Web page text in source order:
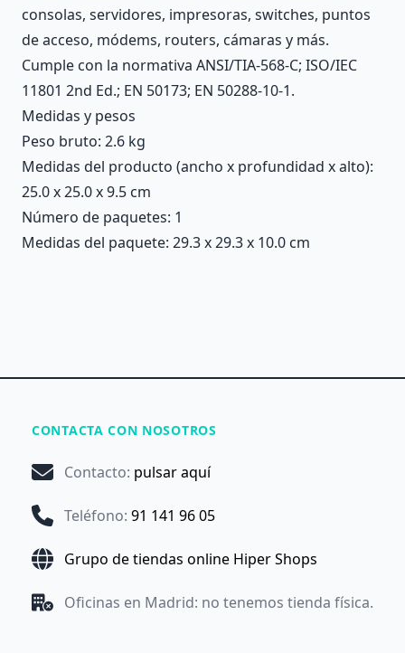
consolas, servidores, impresoras, switches, puntos
de acceso, módems, routers, cámaras y más.
Cumple con la normativa ANSI/TIA-568-C; ISO/IEC
11801 2nd Ed.; EN 50173; EN 50288-10-1.
Medidas y pesos
Peso bruto: 2.6 kg
Medidas del producto (ancho x profundidad x alto):
25.0 x 25.0 x 9.5 cm
Número de paquetes: 1
Medidas del paquete: 29.3 x 29.3 x 10.0 cm
CONTACTA CON NOSOTROS
Contacto: pulsar aquí
Teléfono: 91 141 96 05
Grupo de tiendas online Hiper Shops
Oficinas en Madrid: no tenemos tienda física.